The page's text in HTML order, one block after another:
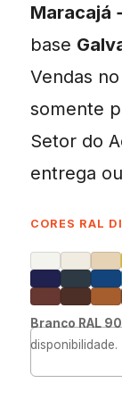
Maracajá
base
Vendas
somente
Setor do
entrega
CORES RAL
Branco RAL
disponibilidade.